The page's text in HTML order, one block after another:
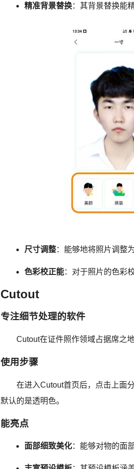
精准背景替换：其背景替换能
尺寸调整：能够地将照片调整
色彩校正能：对于照片的色彩
Cutout
专注细节处理的软件
Cutout在证件照作领域占据席之
使用步骤
在进入Cutout首页后，点击上面
默认的是透明色。
能亮点
面部细致美化：能够对物的面